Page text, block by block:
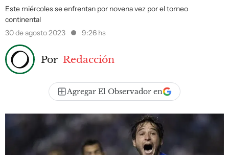
Este miércoles se enfrentan por novena vez por el torneo
continental
30 de agosto 2023
9:26 hs
Por Redacción
Agregar El Observador en